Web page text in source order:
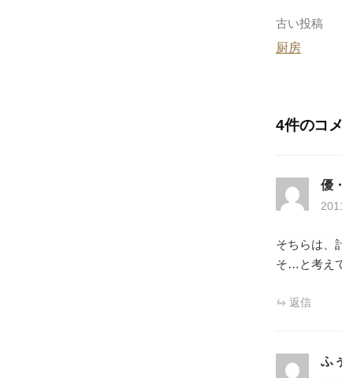
o
投
稿
ビ
ー
シ
ョ
古い投稿
厨房
4件のコ
優
そちらは、
そ…と考え
返信
ふぅ